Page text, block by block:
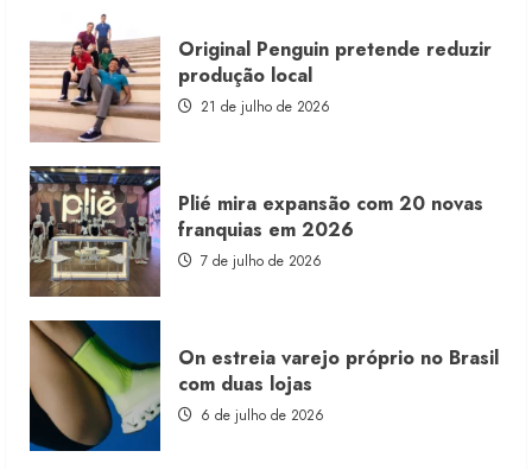
Original Penguin pretende reduzir
produção local
21 de julho de 2026
Plié mira expansão com 20 novas
franquias em 2026
7 de julho de 2026
On estreia varejo próprio no Brasil
com duas lojas
6 de julho de 2026